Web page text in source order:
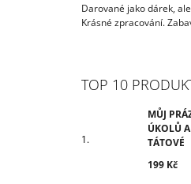
Darované jako dárek,
Krásné zpracování.
TOP 10
MŮJ
ÚKOLŮ
TÁTOVÉ
199 Kč